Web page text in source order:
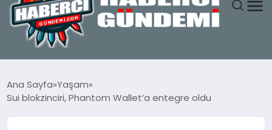
Ana Sayfa Yaşam
Sui blokzinciri, Phantom Wallet’a entegre oldu